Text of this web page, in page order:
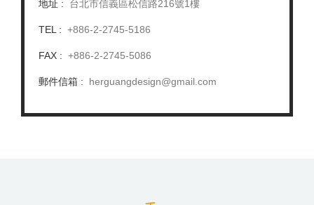
地址 : 台北市信義區松信路216號1樓
TEL : +886-2-2745-5186
FAX : +886-2-2745-5086
郵件信箱 : herguangdesign@gmail.com